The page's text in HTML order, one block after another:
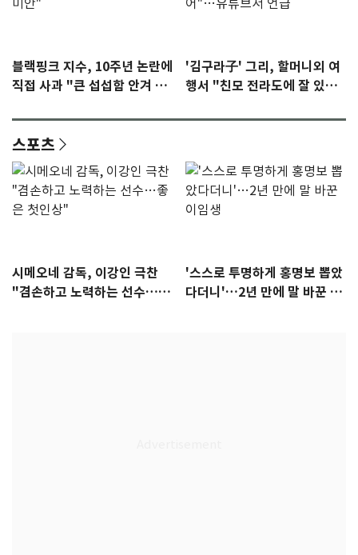
블랙핑크 지수, 10주년 논란에
직접 사과 "큰 섭섭함 안겨 미
'김구라子' 그리, 할머니외 여
행서 "친모 전라도에 잘 있
스포츠
시메오네 감독, 이강인 극찬
"겸손하고 노력하는 선수…좋
'스스로 투명하게 홍명보 뽑았
다더니'…2년 만에 말 바꾼 이